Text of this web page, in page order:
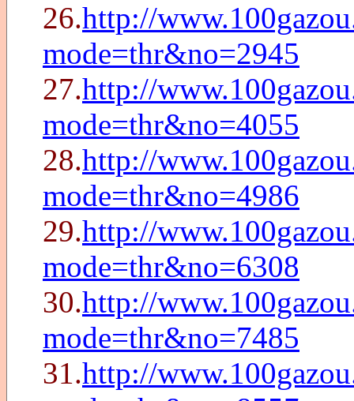
26.http://
mode=thr&no=2945
27.http://
mode=thr&no=4055
28.http://
mode=thr&no=4986
29.http://
mode=thr&no=6308
30.http://
mode=thr&no=7485
31.http://